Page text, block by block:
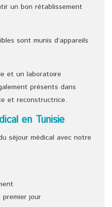
un bon rétablissement
sont munis d’appareils
et un laboratoire
présents dans
et reconstructrice.
en Tunisie
séjour médical avec notre
premier jour